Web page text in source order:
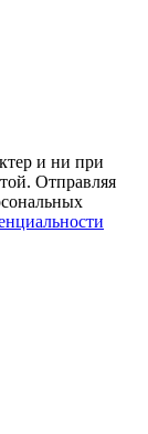
и ни при
Отправляя